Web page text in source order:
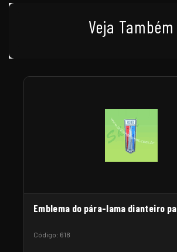
Veja Também
Emblema do pára-lama dianteiro
Código: 618